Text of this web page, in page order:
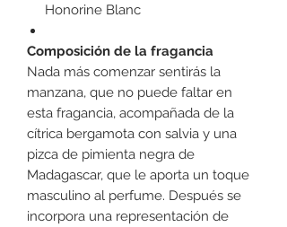
Honorine Blanc
Composición de la fragancia
Nada más comenzar sentirás la
manzana, que no puede faltar en
esta fragancia, acompañada de la
cítrica bergamota con salvia y una
pizca de pimienta negra de
Madagascar, que le aporta un toque
masculino al perfume. Después se
incorpora una representación de